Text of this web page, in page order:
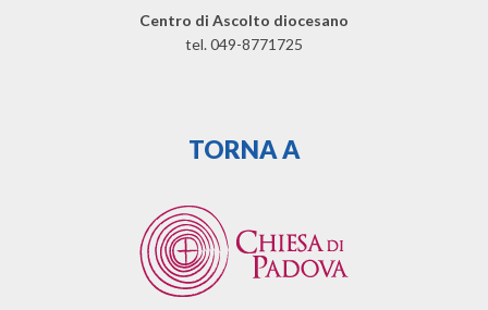
Centro di Ascolto diocesano
tel. 049-8771725
TORNA A